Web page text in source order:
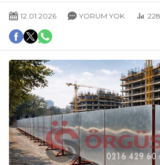
12.01.2026 YORUM YOK 228